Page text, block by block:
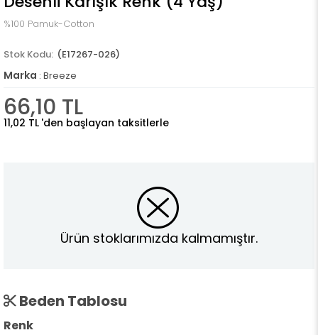
%100 Pamuk-Cotton
(E17267-026)
Marka : Breeze
66,10 TL
11,02 TL 'den başlayan taksitlerle
Ürün stoklarımızda kalmamıştır.
Beden Tablosu
Renk